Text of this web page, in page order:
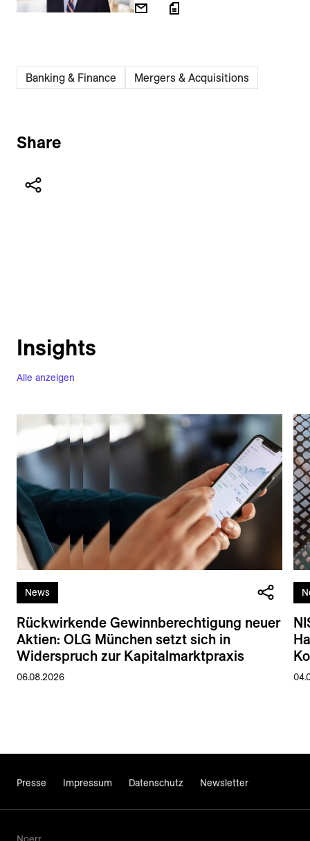
Banking & Finance Mergers & Acquisitions
Share
Alle anzeigen
Insights
News
Rückwirkende Gewinnberechtigung neuer
Aktien: OLG München setzt sich in
Widerspruch zur Kapitalmarktpraxis
06.08.2026
Presse Impressum Datenschutz Newsletter